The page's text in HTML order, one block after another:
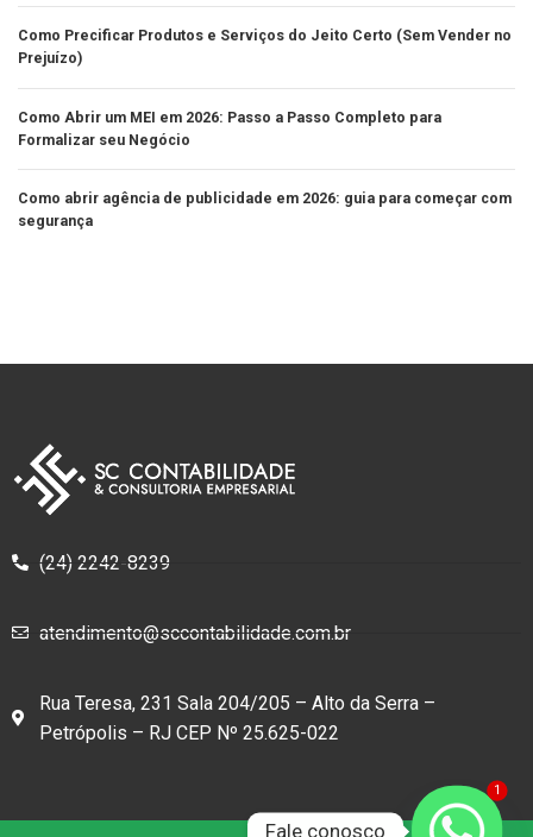
Como Precificar Produtos e Serviços do Jeito Certo (Sem Vender no
Prejuízo)
Como Abrir um MEI em 2026: Passo a Passo Completo para
Formalizar seu Negócio
Como abrir agência de publicidade em 2026: guia para começar com
segurança
(24) 2242-8239
atendimento@sccontabilidade.com.br
Rua Teresa, 231 Sala 204/205 – Alto da Serra –
Petrópolis – RJ CEP Nº 25.625-022
1
Fale conosco